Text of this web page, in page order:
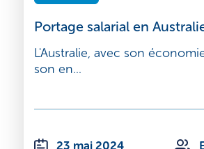
Portage salarial en
L'Australie, avec son
son en...
23 mai 2024